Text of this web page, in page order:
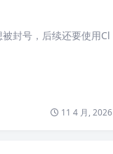
封号，后续还要使用Cl
11 4 月, 2026